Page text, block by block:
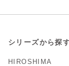
シリーズから探
HIROSHIMA